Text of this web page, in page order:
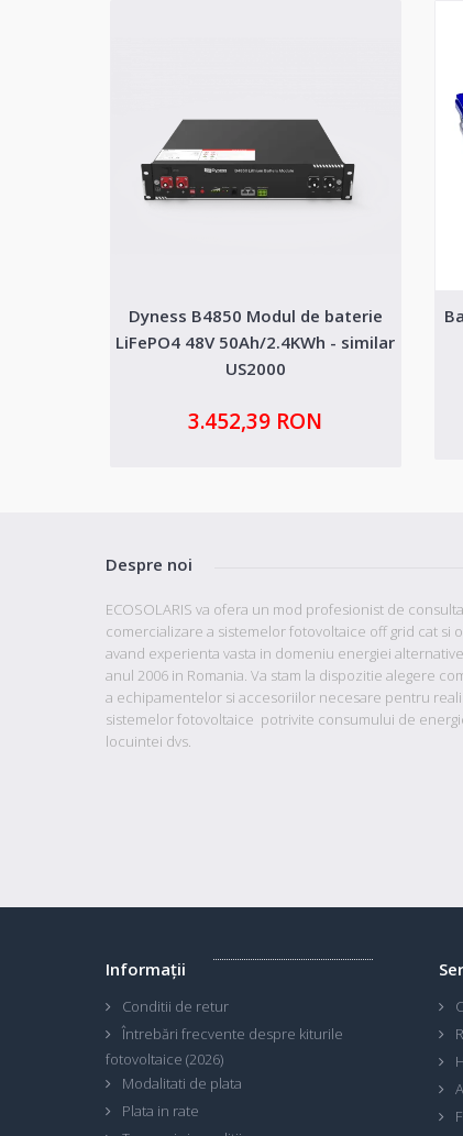
Dyness B4850 Modul de baterie
LiFePO4 48V 50Ah/2.4KWh - similar
US2000
3.452,39 RON
Despre noi
ECOSOLARIS va ofera un mod profesionist de
comercializare a sistemelor fotovoltaice off grid cat si
avand experienta vasta in domeniu energiei
anul 2006 in Romania. Va stam la dispozitie alegere
a echipamentelor si accesoriilor necesare pentru
sistemelor fotovoltaice potrivite consumului de
locuintei dvs.
Informaţii
Conditii de retur
Întrebări frecvente despre kiturile
fotovoltaice (2026)
Modalitati de plata
Plata in rate